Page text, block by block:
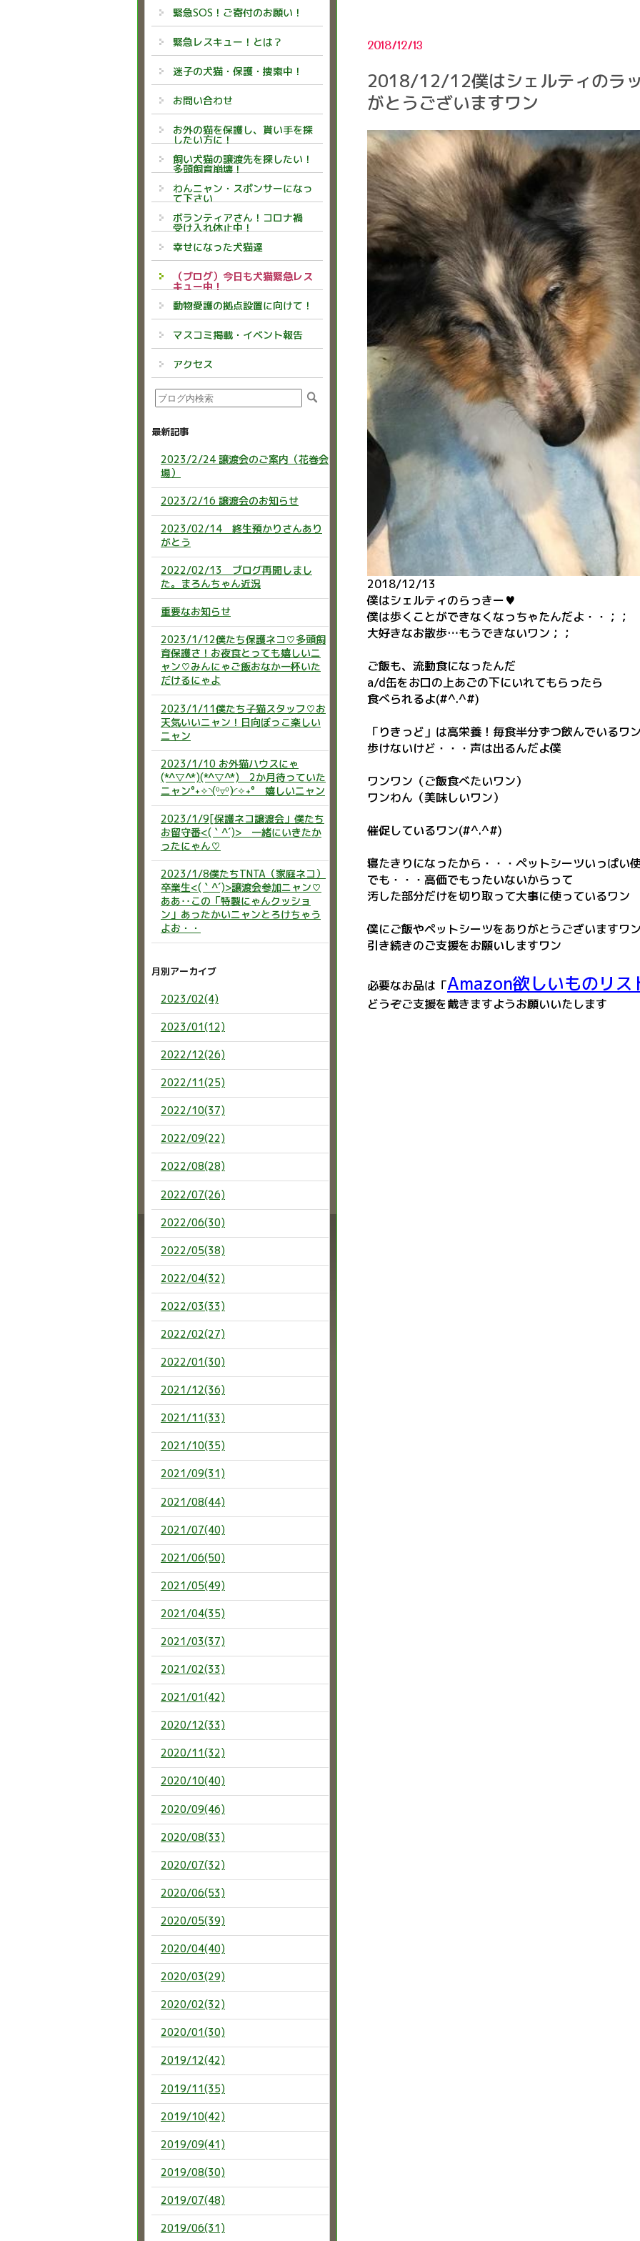
2018/12/13
2018/12/12僕はシェルティのラ
がとうございますワン
2018/12/13
僕はシェルティのらっきー♥
僕は歩くことができなくなっちゃたんだよ・・；；
大好きなお散歩…もうできないワン；；
ご飯も、流動食になったんだ
a/d缶をお口の上あごの下にいれてもらったら
食べられるよ(#^.^#)
「りきっど」は高栄養！毎食半分ずつ飲んでいる
歩けないけど・・・声は出るんだよ僕
ワンワン（ご飯食べたいワン）
ワンわん（美味しいワン）
催促しているワン(#^.^#)
寝たきりになったから・・・ペットシーツいっぱい
でも・・・高価でもったいないからって
汚した部分だけを切り取って大事に使っているワン
僕にご飯やペットシーツをありがとうございますワン
引き続きのご支援をお願いしますワン
必要なお品は「Amazon欲しいものリス
どうぞご支援を戴きますようお願いいたします
緊急SOS！ご寄付のお願い！
緊急レスキュー！とは？
迷子の犬猫・保護・捜索中！
お問い合わせ
お外の猫を保護し、貰い手を探
したい方に！
飼い犬猫の譲渡先を探したい！
多頭飼育崩壊！
わんニャン・スポンサーになっ
て下さい
ボランティアさん！コロナ禍
受け入れ休止中！
幸せになった犬猫達
（ブログ）今日も犬猫緊急レス
キュー中！
動物愛護の拠点設置に向けて！
マスコミ掲載・イベント報告
アクセス
最新記事
2023/2/24 譲渡会のご案内（花巻会
場）
2023/2/16 譲渡会のお知らせ
2023/02/14 終生預かりさんあり
がとう
2022/02/13 ブログ再開しまし
た。まろんちゃん近況
重要なお知らせ
2023/1/12僕たち保護ネコ♡多頭飼
育保護さ！お夜食とっても嬉しいニ
ャン♡みんにゃご飯おなか一杯いた
だけるにゃよ
2023/1/11僕たち子猫スタッフ♡お
天気いいニャン！日向ぼっこ楽しい
ニャン
2023/1/10 お外猫ハウスにゃ
(*^▽^*)(*^▽^*) 2か月待っていた
ニャン°˖✧◝(⁰▿⁰)◜✧˖° 嬉しいニャン
2023/1/9[保護ネコ譲渡会」僕たち
お留守番<(｀^´)> 一緒にいきたか
ったにゃん♡
2023/1/8僕たちTNTA（家庭ネコ）
卒業生<(｀^´)>譲渡会参加ニャン♡
ああ‥この「特製にゃんクッショ
ン」あったかいニャンとろけちゃう
よお・・
月別アーカイブ
2023/02(4)
2023/01(12)
2022/12(26)
2022/11(25)
2022/10(37)
2022/09(22)
2022/08(28)
2022/07(26)
2022/06(30)
2022/05(38)
2022/04(32)
2022/03(33)
2022/02(27)
2022/01(30)
2021/12(36)
2021/11(33)
2021/10(35)
2021/09(31)
2021/08(44)
2021/07(40)
2021/06(50)
2021/05(49)
2021/04(35)
2021/03(37)
2021/02(33)
2021/01(42)
2020/12(33)
2020/11(32)
2020/10(40)
2020/09(46)
2020/08(33)
2020/07(32)
2020/06(53)
2020/05(39)
2020/04(40)
2020/03(29)
2020/02(32)
2020/01(30)
2019/12(42)
2019/11(35)
2019/10(42)
2019/09(41)
2019/08(30)
2019/07(48)
2019/06(31)